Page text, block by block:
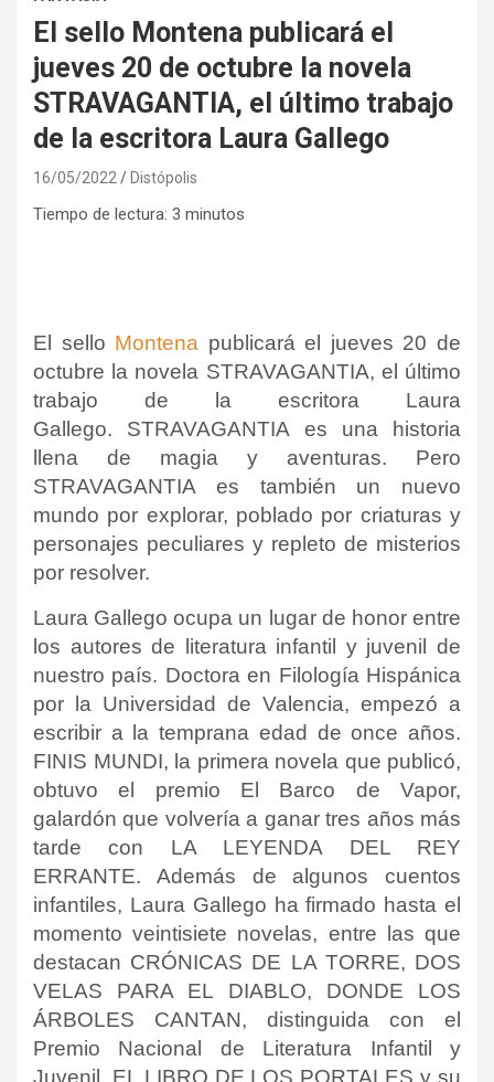
El sello Montena publicará el
jueves 20 de octubre la novela
STRAVAGANTIA, el último trabajo
de la escritora Laura Gallego
16/05/2022 Distópolis
Tiempo de lectura: 3 minutos
El sello Montena publicará el jueves 20 de
octubre la novela STRAVAGANTIA, el último
trabajo de la escritora Laura
Gallego. STRAVAGANTIA es una historia
llena de magia y aventuras. Pero
STRAVAGANTIA es también un nuevo
mundo por explorar, poblado por criaturas y
personajes peculiares y repleto de misterios
por resolver.
Laura Gallego ocupa un lugar de honor entre
los autores de literatura infantil y juvenil de
nuestro país. Doctora en Filología Hispánica
por la Universidad de Valencia, empezó a
escribir a la temprana edad de once años.
FINIS MUNDI, la primera novela que publicó,
obtuvo el premio El Barco de Vapor,
galardón que volvería a ganar tres años más
tarde con LA LEYENDA DEL REY
ERRANTE. Además de algunos cuentos
infantiles, Laura Gallego ha firmado hasta el
momento veintisiete novelas, entre las que
destacan CRÓNICAS DE LA TORRE, DOS
VELAS PARA EL DIABLO, DONDE LOS
ÁRBOLES CANTAN, distinguida con el
Premio Nacional de Literatura Infantil y
Juvenil, EL LIBRO DE LOS PORTALES y su